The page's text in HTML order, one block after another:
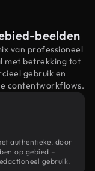
beelden
van professioneel
met betrekking tot
gebruik en
contentworkflows.
authentieke, door
op gebied –
gebruik.